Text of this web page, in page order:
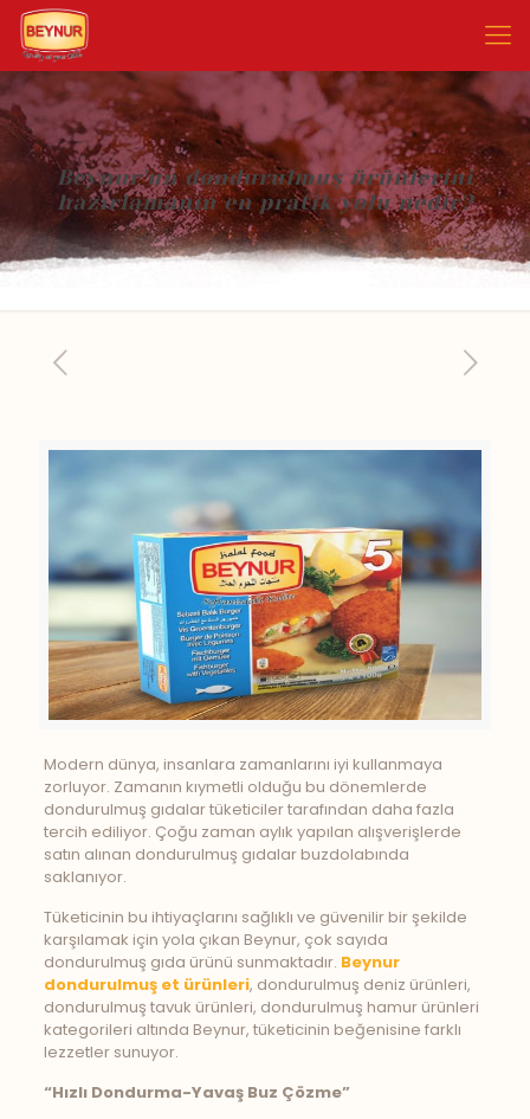
Beynur’un dondurulmuş ürünlerini
hazırlamanın en pratik yolu nedir?
Modern dünya, insanlara zamanlarını iyi kullanmaya
zorluyor. Zamanın kıymetli olduğu bu dönemlerde
dondurulmuş gıdalar tüketiciler tarafından daha fazla
tercih ediliyor. Çoğu zaman aylık yapılan alışverişlerde
satın alınan dondurulmuş gıdalar buzdolabında
saklanıyor.
Tüketicinin bu ihtiyaçlarını sağlıklı ve güvenilir bir şekilde
karşılamak için yola çıkan Beynur, çok sayıda
dondurulmuş gıda ürünü sunmaktadır. Beynur
dondurulmuş et ürünleri, dondurulmuş deniz ürünleri,
dondurulmuş tavuk ürünleri, dondurulmuş hamur ürünleri
kategorileri altında Beynur, tüketicinin beğenisine farklı
lezzetler sunuyor.
“Hızlı Dondurma-Yavaş Buz Çözme”